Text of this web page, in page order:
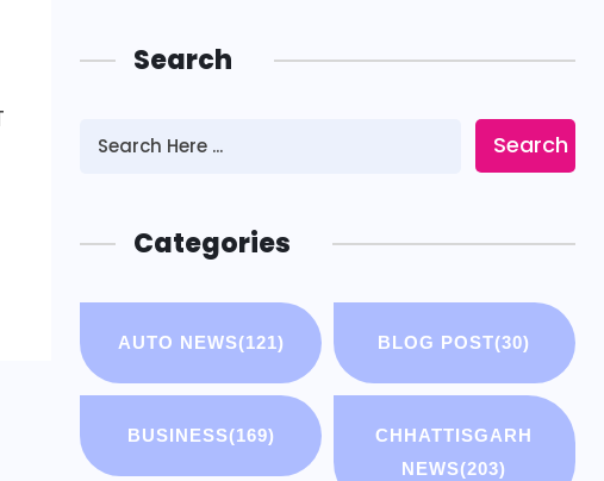
Search
Search
Categories
AUTO NEWS(121) BLOG POST(30)
BUSINESS(169)
CHHATTISGARH
NEWS(203)